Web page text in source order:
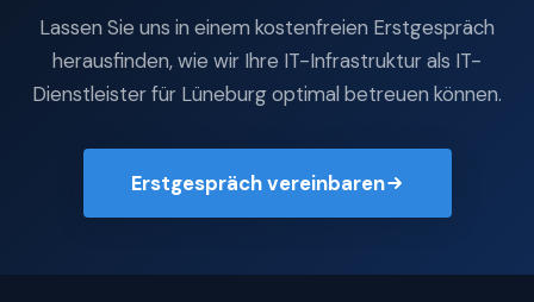
Lassen Sie uns in einem kostenfreien Erstgespräch
herausfinden, wie wir Ihre IT-Infrastruktur als IT-
Dienstleister für Lüneburg optimal betreuen können.
Erstgespräch vereinbaren